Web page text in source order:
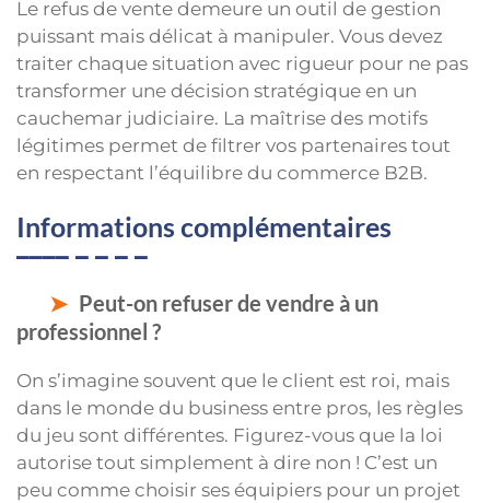
Le refus de vente demeure un outil de gestion
puissant mais délicat à manipuler. Vous devez
traiter chaque situation avec rigueur pour ne pas
transformer une décision stratégique en un
cauchemar judiciaire. La maîtrise des motifs
légitimes permet de filtrer vos partenaires tout
en respectant l’équilibre du commerce B2B.
Informations complémentaires
Peut-on refuser de vendre à un
professionnel ?
On s’imagine souvent que le client est roi, mais
dans le monde du business entre pros, les règles
du jeu sont différentes. Figurez-vous que la loi
autorise tout simplement à dire non ! C’est un
peu comme choisir ses équipiers pour un projet